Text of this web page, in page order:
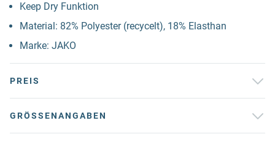
Keep Dry Funktion
Material: 82% Polyester (recycelt), 18% Elasthan
Marke: JAKO
PREIS
GRÖSSENANGABEN